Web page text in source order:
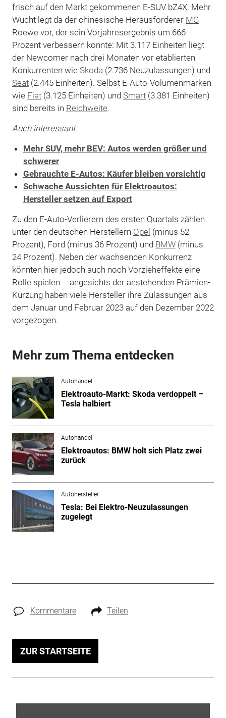
frisch auf den Markt gekommenen E-SUV bZ4X. Mehr
Wucht legt da der chinesische Herausforderer MG
Roewe vor, der sein Vorjahresergebnis um 666
Prozent verbessern konnte: Mit 3.117 Einheiten liegt
der Newcomer nach drei Monaten vor etablierten
Konkurrenten wie Skoda (2.736 Neuzulassungen) und
Seat(2.445 Einheiten). Selbst E-Auto-Volumenmarken
wie Fiat(3.125 Einheiten) und Smart(3.381 Einheiten)
sind bereits in Reichweite.
Auch interessant:
Mehr SUV, mehr BEV: Autos werden größer und
schwerer
Gebrauchte E-Autos: Käufer bleiben vorsichtig
Schwache Aussichten für Elektroautos:
Hersteller setzen auf Export
Zu den E-Auto-Verlierern des ersten Quartals zählen
unter den deutschen Herstellern Opel (minus 52
Prozent), Ford (minus 36 Prozent) und BMW(minus
24 Prozent). Neben der wachsenden Konkurrenz
könnten hier jedoch auch noch Vorzieheffekte eine
Rolle spielen – angesichts der anstehenden Prämien-
Kürzung haben viele Hersteller ihre Zulassungen aus
dem Januar und Februar 2023 auf den Dezember 2022
vorgezogen.
Mehr zum Thema entdecken
Autohandel
Elektroauto-Markt: Skoda verdoppelt –
Tesla halbiert
Autohandel
Elektroautos: BMW holt sich Platz zwei
zurück
Autohersteller
Tesla: Bei Elektro-Neuzulassungen
zugelegt
Kommentare Teilen
ZUR STARTSEITE